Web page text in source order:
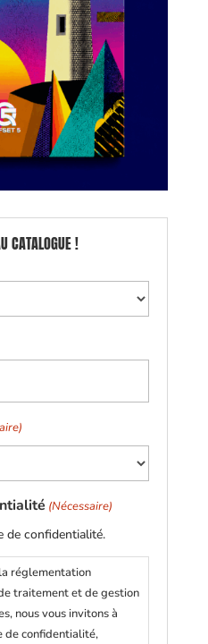
CATALOGUE !
(Nécessaire)
de confidentialité.
réglementation
traitement et de gestion
nous vous invitons à
de confidentialité,